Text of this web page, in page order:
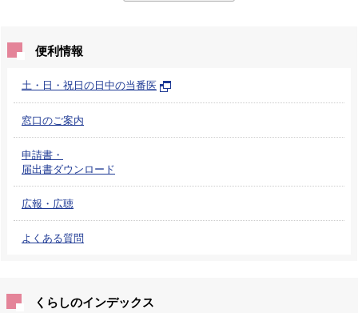
便利情報
土・日・祝日の日中の当番医
窓口のご案内
申請書・
届出書ダウンロード
広報・広聴
よくある質問
くらしのインデックス